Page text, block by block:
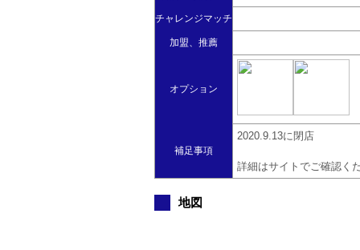
チャレンジマッチ
加盟、推薦
オプション
補足事項
2020.9.13に閉店
詳細はサイトでご確認く
地図